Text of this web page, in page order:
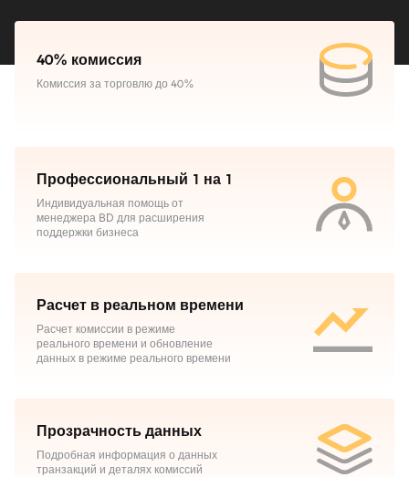
40% комиссия
Комиссия за торговлю до 40%
Профессиональный 1 на 1
Индивидуальная помощь от
менеджера BD для расширения
поддержки бизнеса
Расчет в реальном времени
Расчет комиссии в режиме
реального времени и обновление
данных в режиме реального времени
Прозрачность данных
Подробная информация о данных
транзакций и деталях комиссий